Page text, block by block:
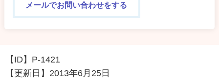
メールでお問い合わせをする
【ID】 P-1421
【更新日】 2013年6月25日